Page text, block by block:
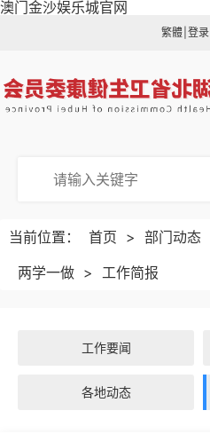
澳门金沙娱乐城官网
繁體 登录
当前位置： 首页 > 部门动态
两学一做 > 工作简报
工作要闻
各地动态